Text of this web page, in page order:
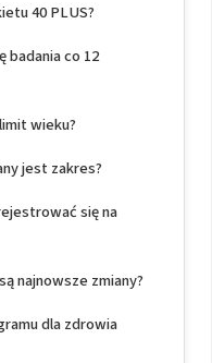
40 PLUS?
badania co 12
wieku?
jest zakres?
się na
najnowsze zmiany?
dla zdrowia